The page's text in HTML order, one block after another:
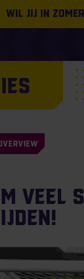
Wil jij in
veel